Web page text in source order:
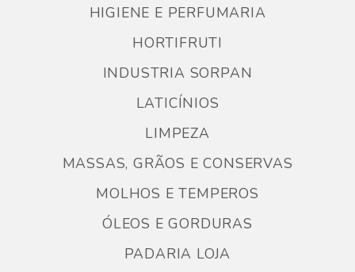
HIGIENE E PERFUMARIA
HORTIFRUTI
INDUSTRIA SORPAN
LATICÍNIOS
LIMPEZA
MASSAS, GRÃOS E CONSERVAS
MOLHOS E TEMPEROS
ÓLEOS E GORDURAS
PADARIA LOJA